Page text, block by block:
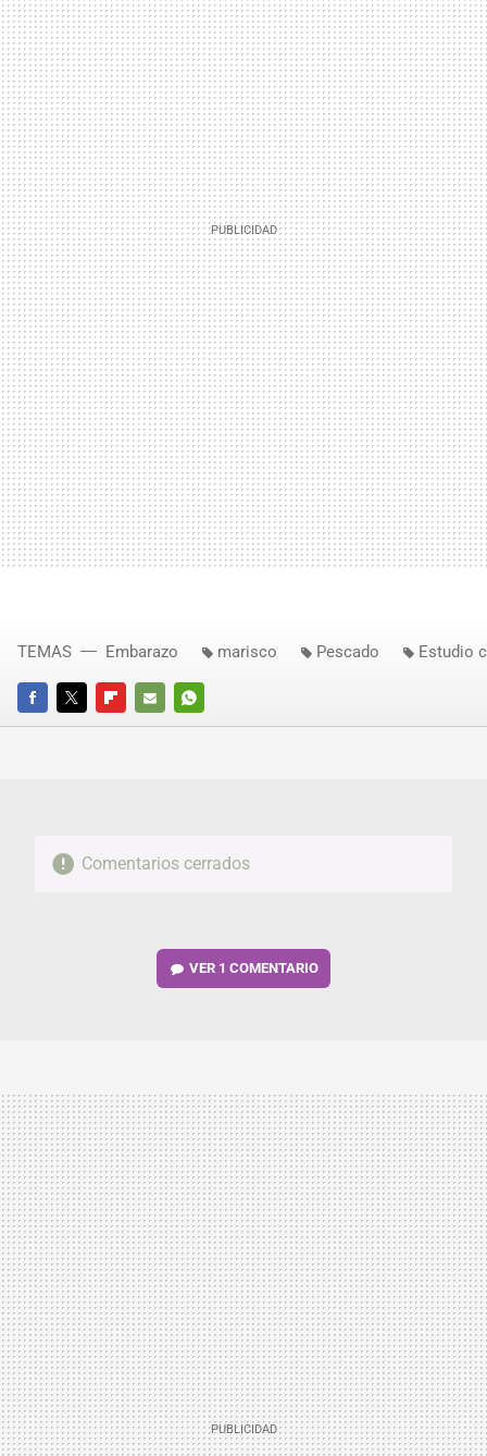
FACEBOOKTWITTERFLIPBOARD
E-
WHATSAPP
TEMAS Embarazo marisco Pescado Estudio
Comentarios cerrados
VER 1 COMENTARIO